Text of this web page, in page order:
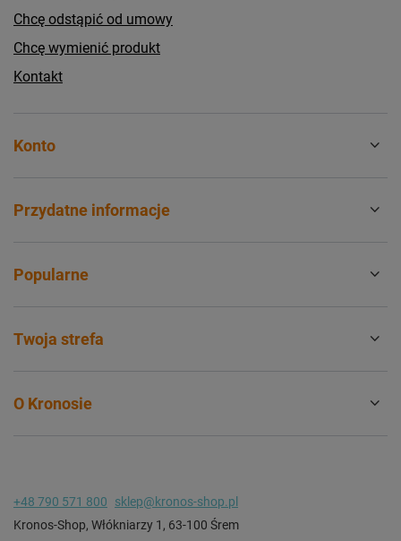
Chcę odstąpić od umowy
Chcę wymienić produkt
Kontakt
Konto
Przydatne informacje
Popularne
Twoja strefa
O Kronosie
+48 790 571 800
sklep@kronos-shop.pl
Kronos-Shop, Włókniarzy 1 , 63-100 Śrem